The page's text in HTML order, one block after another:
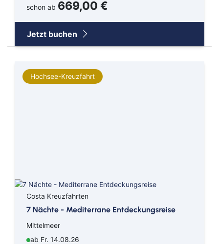
Wellness Kurzurlaub
Top Reise Deals
schon ab 669,00 €
Jetzt buchen
Hochsee-Kreuzfahrt
Costa Kreuzfahrten
7 Nächte - Mediterrane Entdeckungsreise
Mittelmeer
ab Fr. 14.08.26